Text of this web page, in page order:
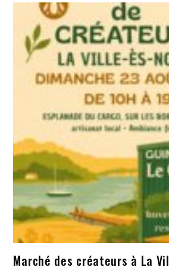
Marché des créateurs à La